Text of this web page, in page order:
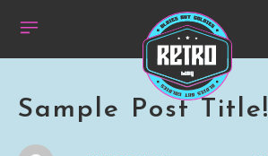
Sample Post Title!